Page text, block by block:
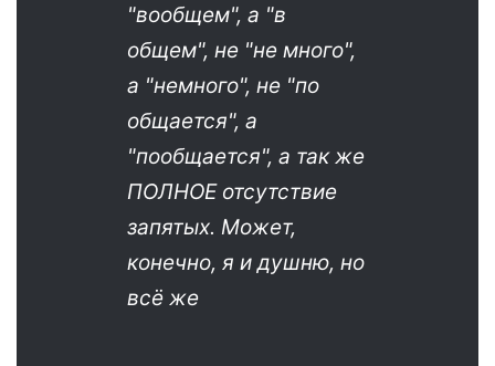
"вообщем", а "в
общем", не "не много",
а "немного", не "по
общается", а
"пообщается", а так же
ПОЛНОЕ отсутствие
запятых. Может,
конечно, я и душню, но
всё же